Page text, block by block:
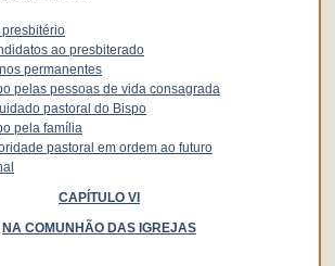
ao presbiterado
permanentes
pelas pessoas de vida consagrada
pastoral do Bispo
pela família
pastoral em ordem ao futuro
CAPÍTULO VI
NA COMUNHÃO DAS IGREJAS